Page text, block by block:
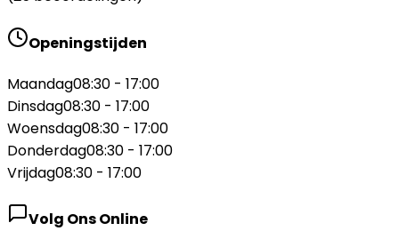
Openingstijden
Maandag08:30 - 17:00
Dinsdag08:30 - 17:00
Woensdag08:30 - 17:00
Donderdag08:30 - 17:00
Vrijdag08:30 - 17:00
Volg Ons Online